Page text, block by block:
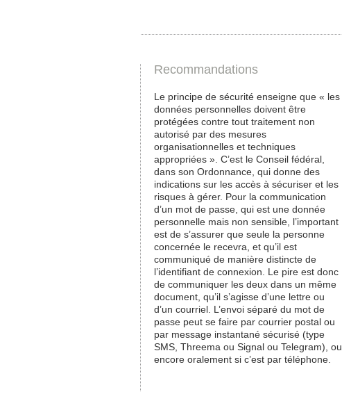
Recommandations
Le principe de sécurité enseigne que « les
données personnelles doivent être
protégées contre tout traitement non
autorisé par des mesures
organisationnelles et techniques
appropriées ». C’est le Conseil fédéral,
dans son Ordonnance, qui donne des
indications sur les accès à sécuriser et les
risques à gérer. Pour la communication
d’un mot de passe, qui est une donnée
personnelle mais non sensible, l’important
est de s’assurer que seule la personne
concernée le recevra, et qu’il est
communiqué de manière distincte de
l’identifiant de connexion. Le pire est donc
de communiquer les deux dans un même
document, qu’il s’agisse d’une lettre ou
d’un courriel. L’envoi séparé du mot de
passe peut se faire par courrier postal ou
par message instantané sécurisé (type
SMS, Threema ou Signal ou Telegram), ou
encore oralement si c’est par téléphone.